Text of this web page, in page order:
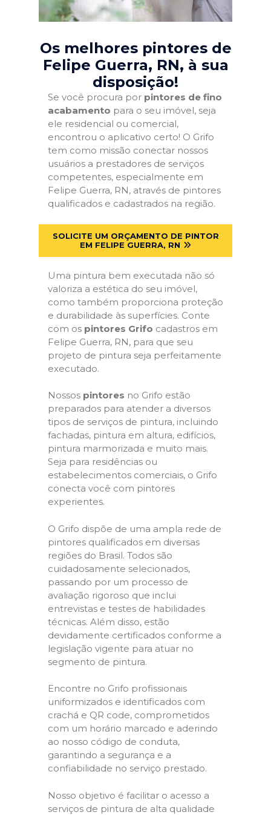
Os melhores pintores de
Felipe Guerra, RN, à sua
disposição!
Se você procura por pintores de fino
acabamento para o seu imóvel, seja
ele residencial ou comercial,
encontrou o aplicativo certo! O Grifo
tem como missão conectar nossos
usuários a prestadores de serviços
competentes, especialmente em
Felipe Guerra, RN, através de pintores
qualificados e cadastrados na região.
SOLICITE UM ORÇAMENTO DE PINTOR
EM FELIPE GUERRA, RN
Uma pintura bem executada não só
valoriza a estética do seu imóvel,
como também proporciona proteção
e durabilidade às superfícies. Conte
com os pintores Grifo cadastros em
Felipe Guerra, RN, para que seu
projeto de pintura seja perfeitamente
executado.
Nossos pintores no Grifo estão
preparados para atender a diversos
tipos de serviços de pintura, incluindo
fachadas, pintura em altura, edifícios,
pintura marmorizada e muito mais.
Seja para residências ou
estabelecimentos comerciais, o Grifo
conecta você com pintores
experientes.
O Grifo dispõe de uma ampla rede de
pintores qualificados em diversas
regiões do Brasil. Todos são
cuidadosamente selecionados,
passando por um processo de
avaliação rigoroso que inclui
entrevistas e testes de habilidades
técnicas. Além disso, estão
devidamente certificados conforme a
legislação vigente para atuar no
segmento de pintura.
Encontre no Grifo profissionais
uniformizados e identificados com
crachá e QR code, comprometidos
com um horário marcado e aderindo
ao nosso código de conduta,
garantindo a segurança e a
confiabilidade no serviço prestado.
Nosso objetivo é facilitar o acesso a
serviços de pintura de alta qualidade